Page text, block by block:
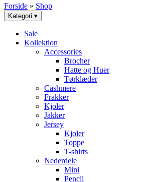
Forside » Shop
Kategori ▾
Sale
Kollektion
Accessories
Brocher
Hatte og Huer
Tørklæder
Cashmere
Frakker
Kjoler
Jakker
Jersey
Kjoler
Toppe
T-shirts
Nederdele
Mini
Pencil